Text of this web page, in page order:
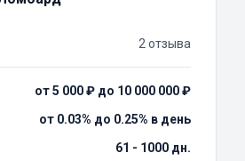
2 отзыва
от 5 000 ₽ до 10 000 000 ₽
от 0.03% до 0.25% в день
61 - 1000 дн.